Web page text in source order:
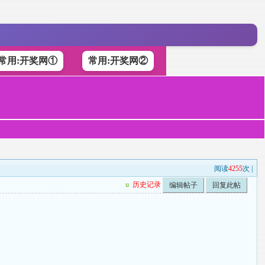
用:开奖网① 常用:开奖网②
阅读4255次 |
u 历史记录 编辑帖子 回复此帖